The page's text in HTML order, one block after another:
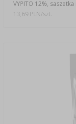
VYPITO 12%,
13,69 PLN/szt.